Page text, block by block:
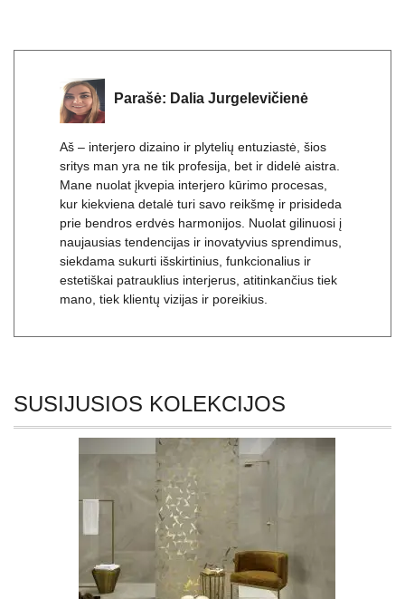
Parašė: Dalia Jurgelevičienė
Aš – interjero dizaino ir plytelių entuziastė, šios
sritys man yra ne tik profesija, bet ir didelė aistra.
Mane nuolat įkvepia interjero kūrimo procesas,
kur kiekviena detalė turi savo reikšmę ir prisideda
prie bendros erdvės harmonijos. Nuolat gilinuosi į
naujausias tendencijas ir inovatyvius sprendimus,
siekdama sukurti išskirtinius, funkcionalius ir
estetiškai patrauklius interjerus, atitinkančius tiek
mano, tiek klientų vizijas ir poreikius.
SUSIJUSIOS KOLEKCIJOS